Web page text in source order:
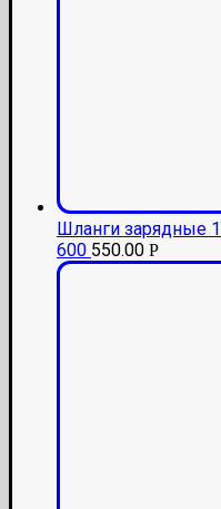
Шланги зарядные
600 550.00 Р